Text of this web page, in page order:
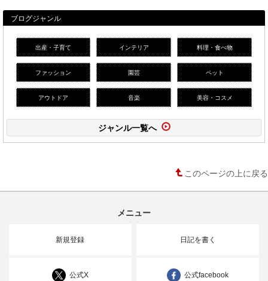
ブログジャンル
出産・子育て インテリア 料理・食べ物
ファッション 園芸 ペット
アウトドア 音楽 美容・コスメ
ジャンル一覧へ
このページの上に戻る
メニュー
新規登録 日記を書く
公式X 公式facebook